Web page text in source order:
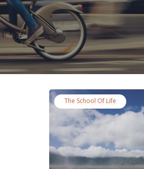
The School Of Life